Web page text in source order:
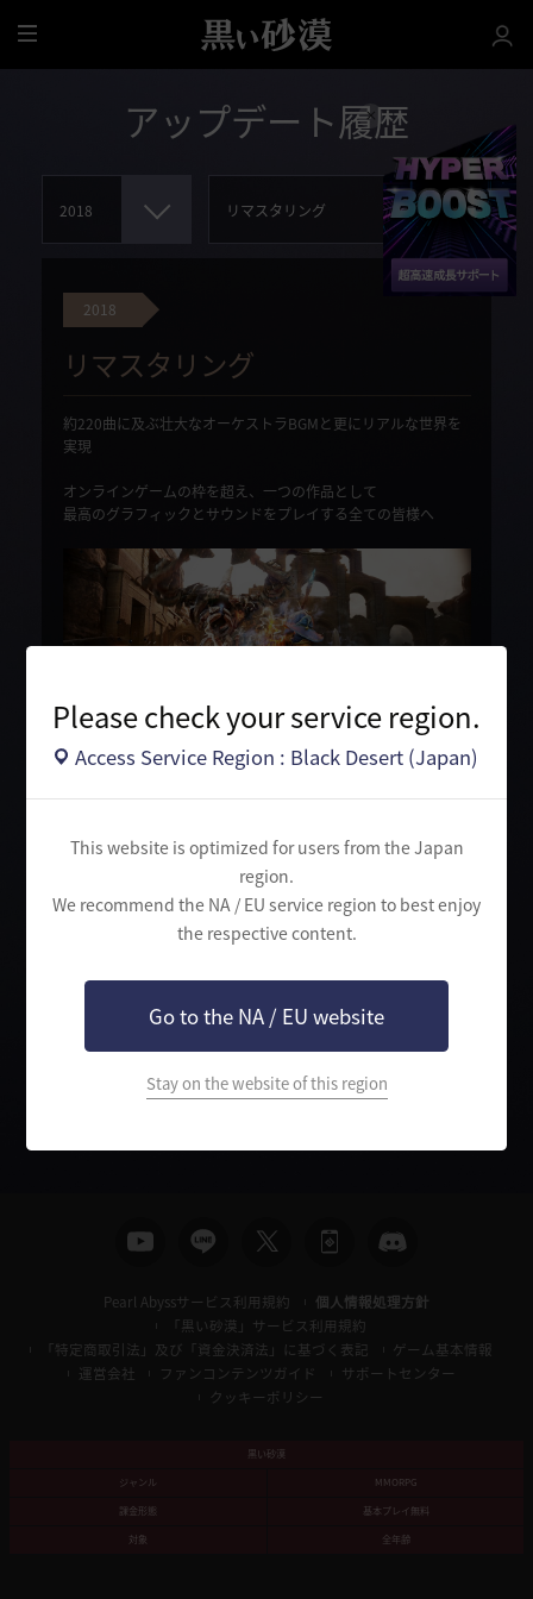
Please check your service region.
Access Service Region : Black Desert (Japan)
This website is optimized for users from the Japan
region.
We recommend the NA / EU service region to best enjoy
the respective content.
Go to the NA / EU website
Stay on the website of this region
全
体
アップデート履歴
2018
リマスタリング
約220曲に及ぶ壮大なオーケストラBGMと更にリアルな世界を
実現
オンラインゲームの枠を超え、一つの作品として
最高のグラフィックとサウンドをプレイする全ての皆様へ
が実現。
もちろん既存の設定でもプレイ可能。
サウンド
地域、戦闘BGMをオーケストラ演奏に！
臨場感溢れる音楽と共に冒険の旅へ。
Pearl Abyssサービス利用規約
個人情報処理方針
「黒い砂漠」サービス利用規約
「特定商取引法」及び「資金決済法」に基づく表記
ゲーム基本情報
運営会社
ファンコンテンツガイド
サポートセンター
クッキーポリシー
黒い砂漠
ジャンル
MMORPG
課金形態
基本プレイ無料
対象
全年齢